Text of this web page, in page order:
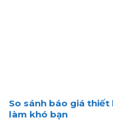
So sánh báo giá thiết
làm khó bạn